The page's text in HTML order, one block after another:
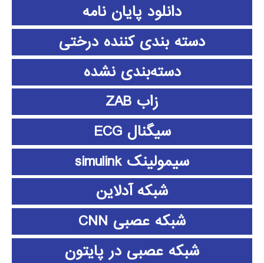
دانلود پايان نامه
دسته بندی کننده درختی
دسته‌بندی نشده
زاب ZAB
سیگنال ECG
سیمولینک simulink
شبکه آدلاین
شبکه عصبی CNN
شبکه عصبی در پایتون